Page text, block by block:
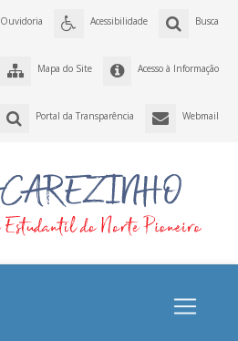
Busca
Acessibilidade
Ouvidoria
Acesso à Informação
Mapa do Site
Webmail
Portal da Transparência